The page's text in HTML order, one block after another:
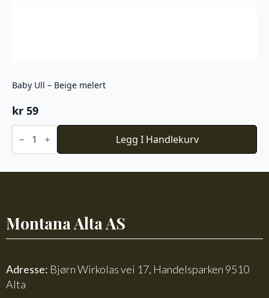
Baby Ull – Beige melert
kr 59
Baby
Ull
Beige
Legg I Handlekurv
Montana Alta AS
Adresse: Bjørn Wirkolas vei 17, Handelsparken 9510
Alta